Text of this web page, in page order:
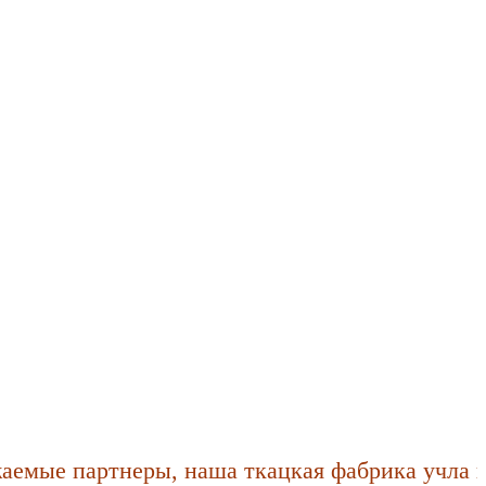
партнеры, наша ткацкая фабрика учла